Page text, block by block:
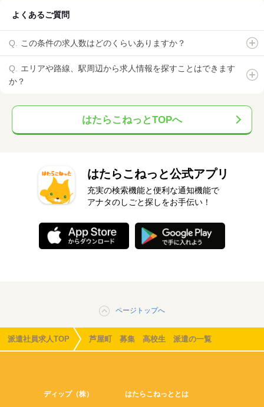
よくあるご質問
この条件の求人数はどのくらいありますか？
エリアや路線、駅周辺から求人情報を探すことはできます
か？
はたらこねっとTOPへ
はたらこねっと公式アプリ
充実の検索機能と便利な通知機能で
アナタのしごと探しをお手伝い！
ページトップへ
派遣社員求人TOP 芦屋町 募集 高校生 派遣の一覧
ディップ（株） はたらこねっととは